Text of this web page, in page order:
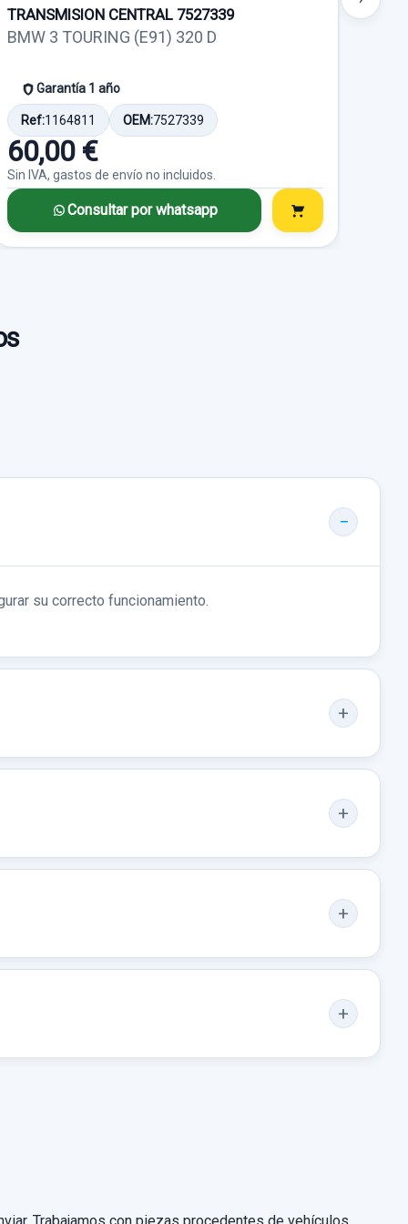
TRANSMISION CENTRAL 7527339
BMW 3 TOURING (E91) 320 D
Garantía 1 año
Ref:1164811 OEM:7527339
60,00 €
Sin IVA, gastos de envío no incluidos.
Consultar por whatsapp
su correcto funcionamiento.